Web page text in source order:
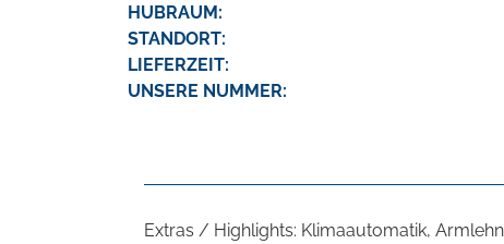
HUBRAUM:
STANDORT:
LIEFERZEIT:
UNSERE NUMMER:
Extras / Highlights: Klimaautomatik,